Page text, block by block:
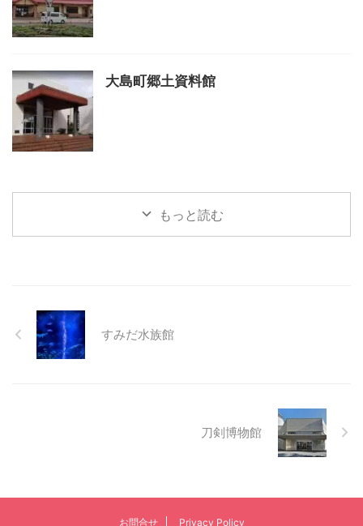
大島町郷土資料館
もっと読む
すみだ水族館
刀剣博物館
お問合せ Privacy Policy